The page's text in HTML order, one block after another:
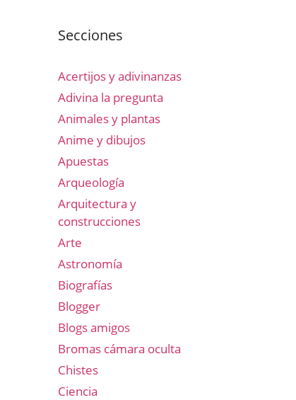
Secciones
Acertijos y adivinanzas
Adivina la pregunta
Animales y plantas
Anime y dibujos
Apuestas
Arqueología
Arquitectura y
construcciones
Arte
Astronomía
Biografías
Blogger
Blogs amigos
Bromas cámara oculta
Chistes
Ciencia